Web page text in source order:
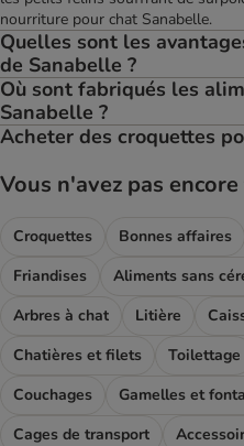
nourriture pour chat Sanabelle.
Quelles sont les
de Sanabelle ?
Où sont fabriqués les
Sanabelle ?
Acheter des croquettes
Vous n'avez pas
Croquettes Bonnes affaires
Friandises
Aliments sans
Arbres à chat
Litière
Chatières et filets
Toilettage
Couchages
Gamelles et
Cages de transport